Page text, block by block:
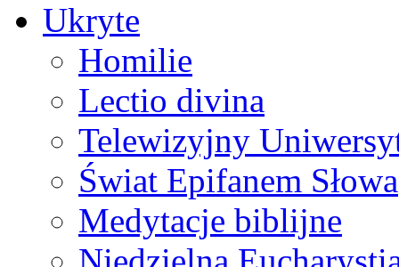
Ukryte
Homilie
Lectio divina
Telewizyjny
Świat Epifanem Słowa
Medytacje biblijne